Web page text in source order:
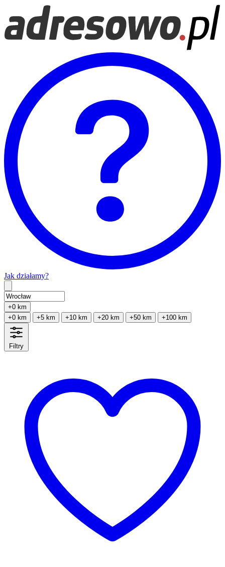
Jak działamy?
+0 km
+0 km
+5 km +10 km +20 km +50 km +100 km
Filtry